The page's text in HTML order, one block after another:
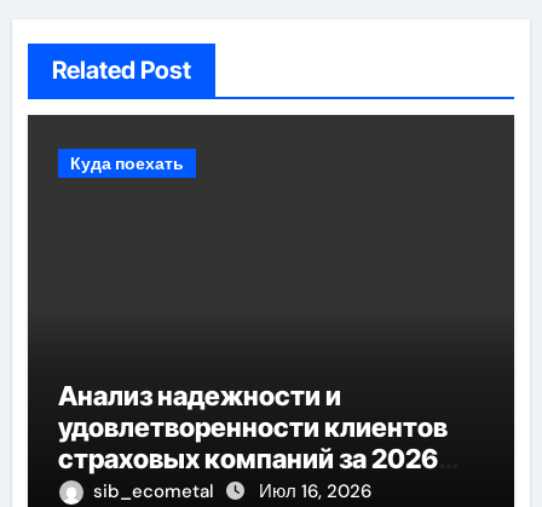
Related Post
Куда поехать
Анализ надежности и
удовлетворенности клиентов
страховых компаний за 2026
годsib_ecometal Июл 16, 2026